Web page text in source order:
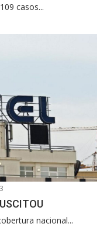
casos...
3
nacional...